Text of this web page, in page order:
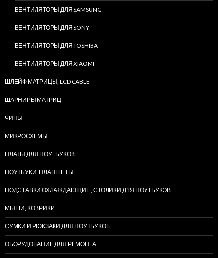
ВЕНТИЛЯТОРЫ ДЛЯ SAMSUNG
ВЕНТИЛЯТОРЫ ДЛЯ SONY
ВЕНТИЛЯТОРЫ ДЛЯ TOSHIBA
ВЕНТИЛЯТОРЫ ДЛЯ XIAOMI
ШЛЕЙФ МАТРИЦЫ, LCD CABLE
ШАРНИРЫ МАТРИЦ
ЧИПЫ
МИКРОСХЕМЫ
ПЛАТЫ ДЛЯ НОУТБУКОВ
НОУТБУКИ, ПЛАНШЕТЫ
ПОДСТАВКИ ОХЛАЖДАЮЩИЕ , СТОЛИКИ ДЛЯ НОУТБУКОВ
МЫШИ, КОВРИКИ
СУМКИ И РЮКЗАКИ ДЛЯ НОУТБУКОВ
ОБОРУДОВАНИЕ ДЛЯ РЕМОНТА